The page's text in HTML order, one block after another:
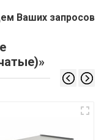
Ваших запросов